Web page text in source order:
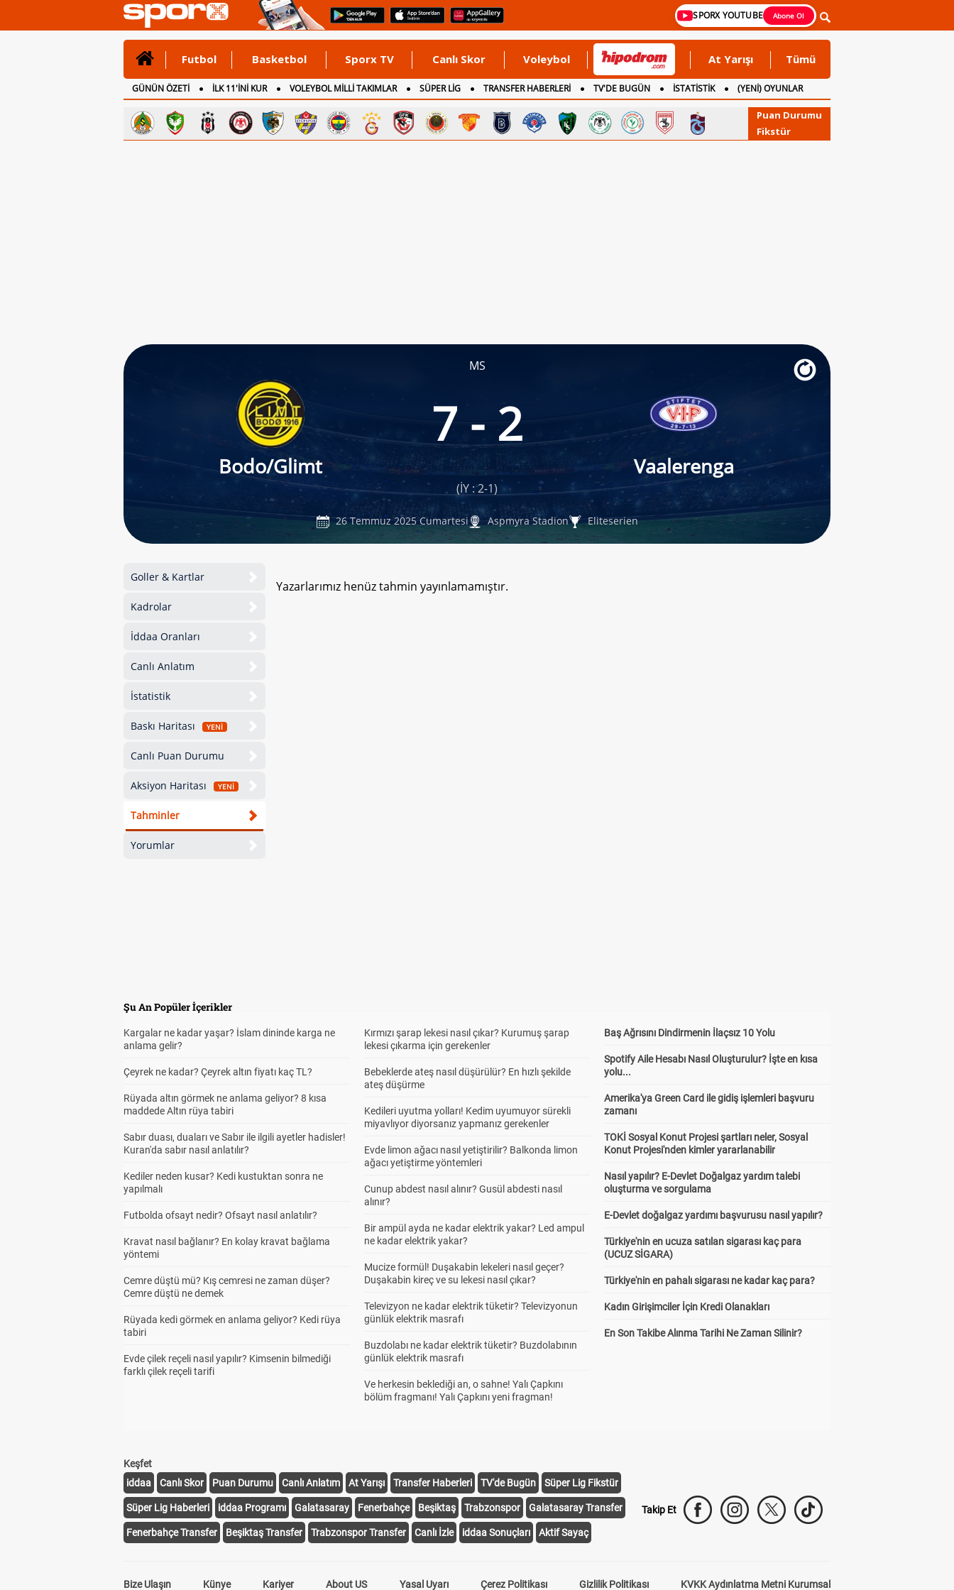
SPORX YOUTUBE Abone Ol
Futbol Basketbol Sporx TV Canlı Skor Voleybol At Yarışı Tümü
GÜNÜN ÖZETİ İLK 11'İNİ KUR VOLEYBOL MİLLİ TAKIMLAR SÜPER LİG TRANSFER HABERLERİ TV'DE BUGÜN İSTATİSTİK
(YENİ) OYUNLAR
CANLI ANLATIM
İNGİLTERE
Puan Durumu
Fikstür
MS
Bodo/Glimt
7 - 2
Vaalerenga
(İY : 2-1)
26 Temmuz 2025 Cumartesi Aspmyra Stadion Eliteserien
Goller & Kartlar
Kadrolar
İddaa Oranları
Canlı Anlatım
İstatistik
Baskı Haritası YENİ
Canlı Puan Durumu
Aksiyon Haritası YENİ
Tahminler
Yorumlar
Yazarlarımız henüz tahmin yayınlamamıştır.
Şu An Popüler İçerikler
Kargalar ne kadar yaşar? İslam dininde karga ne
anlama gelir?
Çeyrek ne kadar? Çeyrek altın fiyatı kaç TL?
Rüyada altın görmek ne anlama geliyor? 8 kısa
maddede Altın rüya tabiri
Sabır duası, duaları ve Sabır ile ilgili ayetler hadisler!
Kuran'da sabır nasıl anlatılır?
Kediler neden kusar? Kedi kustuktan sonra ne
yapılmalı
Futbolda ofsayt nedir? Ofsayt nasıl anlatılır?
Kravat nasıl bağlanır? En kolay kravat bağlama
yöntemi
Cemre düştü mü? Kış cemresi ne zaman düşer?
Cemre düştü ne demek
Rüyada kedi görmek en anlama geliyor? Kedi rüya
tabiri
Evde çilek reçeli nasıl yapılır? Kimsenin bilmediği
farklı çilek reçeli tarifi
Kırmızı şarap lekesi nasıl çıkar? Kurumuş şarap
lekesi çıkarma için gerekenler
Bebeklerde ateş nasıl düşürülür? En hızlı şekilde
ateş düşürme
Kedileri uyutma yolları! Kedim uyumuyor sürekli
miyavlıyor diyorsanız yapmanız gerekenler
Evde limon ağacı nasıl yetiştirilir? Balkonda limon
ağacı yetiştirme yöntemleri
Cunup abdest nasıl alınır? Gusül abdesti nasıl
alınır?
Bir ampül ayda ne kadar elektrik yakar? Led ampul
ne kadar elektrik yakar?
Mucize formül! Duşakabin lekeleri nasıl geçer?
Duşakabin kireç ve su lekesi nasıl çıkar?
Televizyon ne kadar elektrik tüketir? Televizyonun
günlük elektrik masrafı
Buzdolabı ne kadar elektrik tüketir? Buzdolabının
günlük elektrik masrafı
Ve herkesin beklediği an, o sahne! Yalı Çapkını
bölüm fragmanı! Yalı Çapkını yeni fragman!
Baş Ağrısını Dindirmenin İlaçsız 10 Yolu
Spotify Aile Hesabı Nasıl Oluşturulur? İşte en kısa
yolu...
Amerika'ya Green Card ile gidiş işlemleri başvuru
zamanı
TOKİ Sosyal Konut Projesi şartları neler, Sosyal
Konut Projesi'nden kimler yararlanabilir
Nasıl yapılır? E-Devlet Doğalgaz yardım talebi
oluşturma ve sorgulama
E-Devlet doğalgaz yardımı başvurusu nasıl yapılır?
Türkiye'nin en ucuza satılan sigarası kaç para
(UCUZ SİGARA)
Türkiye'nin en pahalı sigarası ne kadar kaç para?
Kadın Girişimciler İçin Kredi Olanakları
En Son Takibe Alınma Tarihi Ne Zaman Silinir?
Keşfet
iddaa
Canlı Skor Puan Durumu Canlı Anlatım At Yarışı Transfer Haberleri TV'de Bugün Süper Lig Fikstür
Süper Lig Haberleri iddaa Programı Galatasaray Fenerbahçe Beşiktaş Trabzonspor Galatasaray Transfer
Fenerbahçe Transfer Beşiktaş Transfer Trabzonspor Transfer Canlı İzle iddaa Sonuçları Aktif Sayaç
Takip Et
Bize Ulaşın Künye Kariyer About US Yasal Uyarı Çerez Politikası Gizlilik Politikası KVKK Aydınlatma Metni Kurumsal